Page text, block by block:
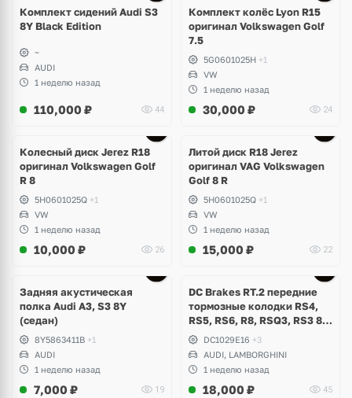
Комплект сидений Audi S3
8Y Black Edition
~
AUDI
1 неделю назад
110,000 ₽ 44
Комплект колёс Lyon R15
оригинал Volkswagen Golf
7.5
5G0601025H +1
VW
1 неделю назад
30,000 ₽ 24
Колесный диск Jerez R18
оригинал Volkswagen Golf
R 8
5H0601025Q +1
VW
1 неделю назад
10,000 ₽ 26
Литой диск R18 Jerez
оригинал VAG Volkswagen
Golf 8 R
5H0601025Q +1
VW
1 неделю назад
15,000 ₽ 22
Задняя акустическая
полка Audi A3, S3 8Y
(седан)
8Y5863411B +1
AUDI
1 неделю назад
7,000 ₽ 19
DC Brakes RT.2 передние
тормозные колодки RS4,
RS5, RS6, R8, RSQ3, RS3 8V
(комплект 8 шт)
DC1029E16 +3
AUDI, LAMBORGHINI
1 неделю назад
18,000 ₽ 45